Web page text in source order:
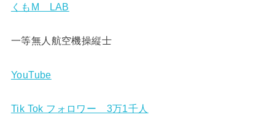
くもM LAB
一等無人航空機操縦士
YouTube
Tik Tok フォロワー 3万1千人